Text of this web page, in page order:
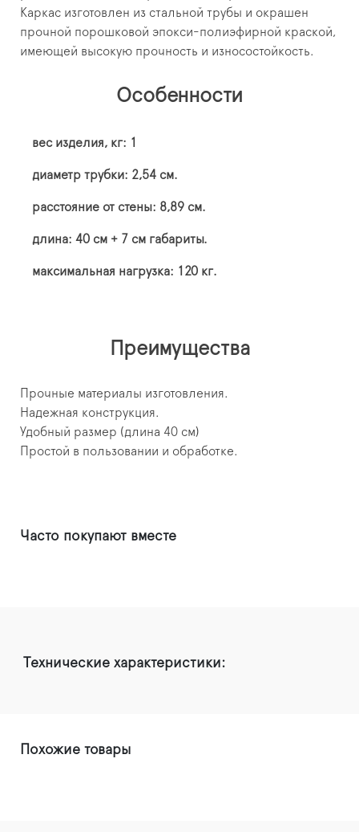
Каркас изготовлен из стальной трубы и окрашен
прочной порошковой эпокси-полиэфирной краской,
имеющей высокую прочность и износостойкость.
Особенности
вес изделия, кг: 1
диаметр трубки: 2,54 см.
расстояние от стены: 8,89 см.
длина: 40 см + 7 см габариты.
максимальная нагрузка: 120 кг.
Преимущества
Прочные материалы изготовления.
Надежная конструкция.
Удобный размер (длина 40 см)
Простой в пользовании и обработке.
Часто покупают вместе
Технические характеристики:
Похожие товары